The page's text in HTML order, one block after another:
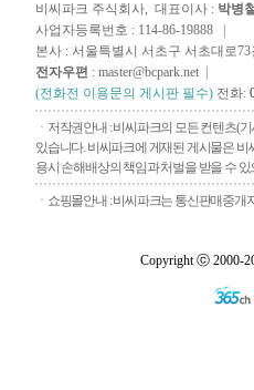
비씨파크 주식회사, 대표이사 : 박병
사업자등록번호 : 114-86-19888 |
본사 : 서울특별시 서초구 서초대로73
전자우편 : master@bcpark.net |
(전화전 이용문의 게시판 필수) 전화:
ㆍ저작권안내 : 비씨파크의 모든 컨텐츠(
있습니다. 비씨파크에 게재된 게시물은
용시 손해배상의 책임과 처벌을 받을 수
ㆍ쇼핑몰안내 : 비씨파크는 통신판매중개
Copyright ⓒ 2000-